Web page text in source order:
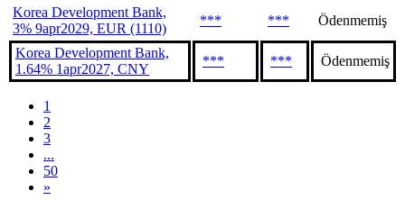
Korea Development Bank,
3% 9apr2029, EUR (1110)
*** *** Ödenmemiş
Korea Development Bank,
1.64% 1apr2027, CNY
*** *** Ödenmemiş
1
2
3
...
50
»